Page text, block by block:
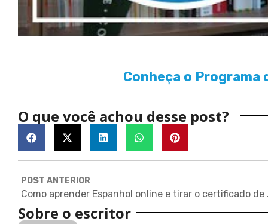
Conheça o
O que você achou desse post?
POST ANTERIOR
Como
Sobre o escritor